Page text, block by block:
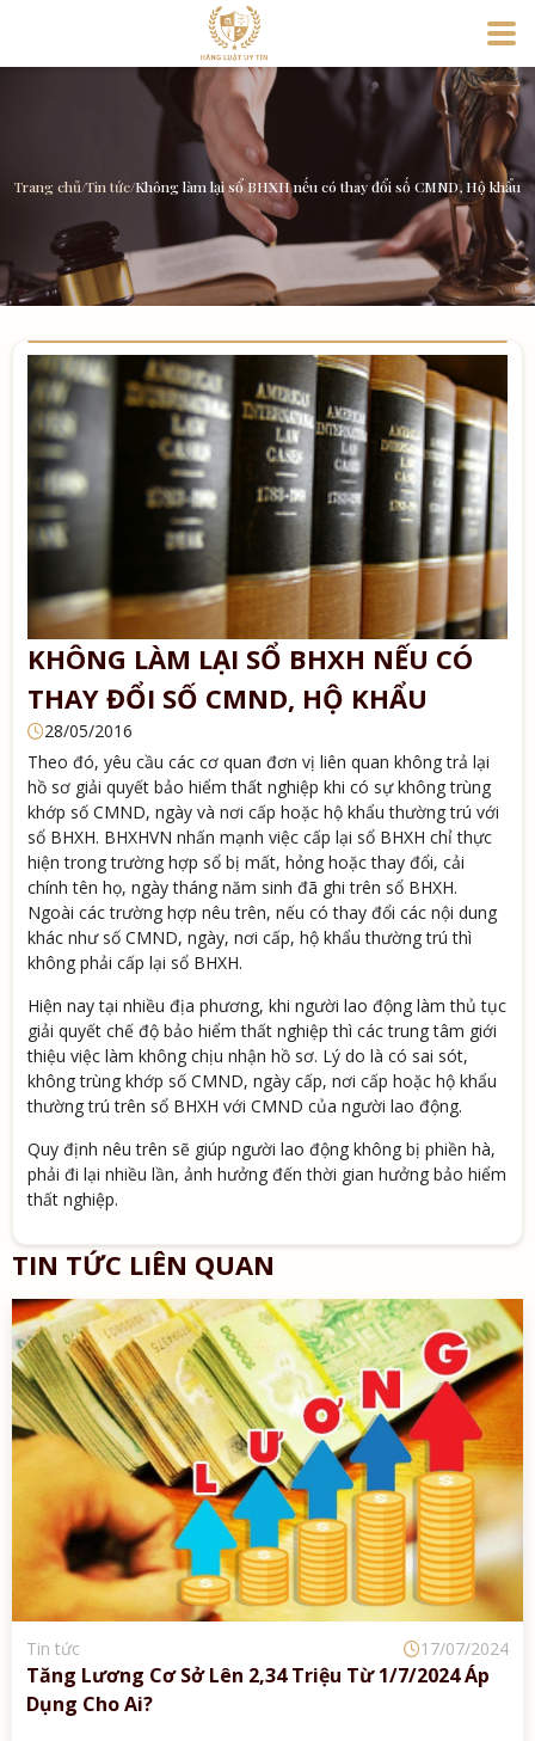
Trang chủ/Tin tức/Không làm lại sổ BHXH nếu có thay đổi số CMND, Hộ khẩu
KHÔNG LÀM LẠI SỔ BHXH NẾU CÓ
THAY ĐỔI SỐ CMND, HỘ KHẨU
28/05/2016
Theo đó, yêu cầu các cơ quan đơn vị liên quan không trả lại
hồ sơ giải quyết bảo hiểm thất nghiệp khi có sự không trùng
khớp số CMND, ngày và nơi cấp hoặc hộ khẩu thường trú với
sổ BHXH. BHXHVN nhấn mạnh việc cấp lại sổ BHXH chỉ thực
hiện trong trường hợp sổ bị mất, hỏng hoặc thay đổi, cải
chính tên họ, ngày tháng năm sinh đã ghi trên sổ BHXH.
Ngoài các trường hợp nêu trên, nếu có thay đổi các nội dung
khác như số CMND, ngày, nơi cấp, hộ khẩu thường trú thì
không phải cấp lại sổ BHXH.
Hiện nay tại nhiều địa phương, khi người lao động làm thủ tục
giải quyết chế độ bảo hiểm thất nghiệp thì các trung tâm giới
thiệu việc làm không chịu nhận hồ sơ. Lý do là có sai sót,
không trùng khớp số CMND, ngày cấp, nơi cấp hoặc hộ khẩu
thường trú trên sổ BHXH với CMND của người lao động.
Quy định nêu trên sẽ giúp người lao động không bị phiền hà,
phải đi lại nhiều lần, ảnh hưởng đến thời gian hưởng bảo hiểm
thất nghiệp.
TIN TỨC LIÊN QUAN
Tin tức 17/07/2024
Tăng Lương Cơ Sở Lên 2,34 Triệu Từ 1/7/2024 Áp
Dụng Cho Ai?